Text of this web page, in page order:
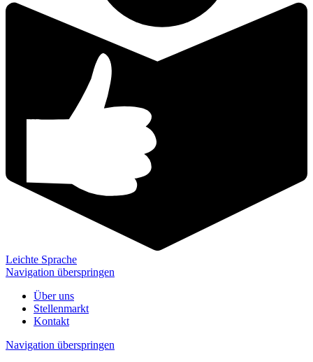
Leichte Sprache
Navigation überspringen
Über uns
Stellenmarkt
Kontakt
Navigation überspringen